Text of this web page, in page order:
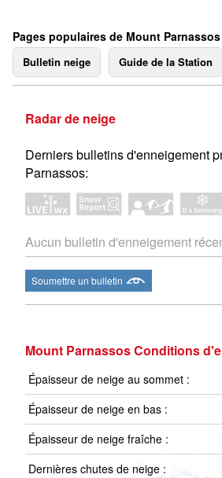
Pages populaires de Mount Parnassos
Bulletin neige Guide de la Station
Radar de neige
Derniers bulletins d'enneigement
Parnassos:
Aucun bulletin d'enneigement
Soumettre un bulletin
Mount Parnassos Conditions
Épaisseur de neige au sommet :
Épaisseur de neige en bas :
Épaisseur de neige fraîche :
Dernières chutes de neige :